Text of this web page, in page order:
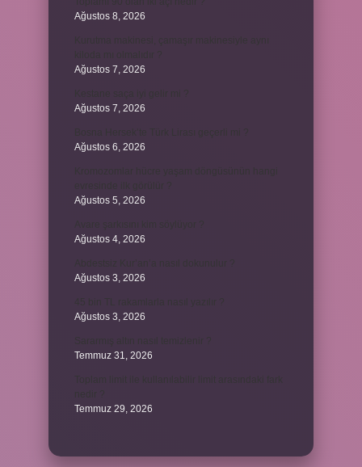
Ağustos 8, 2026
Ağustos 7, 2026
Ağustos 7, 2026
Ağustos 6, 2026
Ağustos 5, 2026
Ağustos 4, 2026
Ağustos 3, 2026
Ağustos 3, 2026
Temmuz 31, 2026
Temmuz 29, 2026